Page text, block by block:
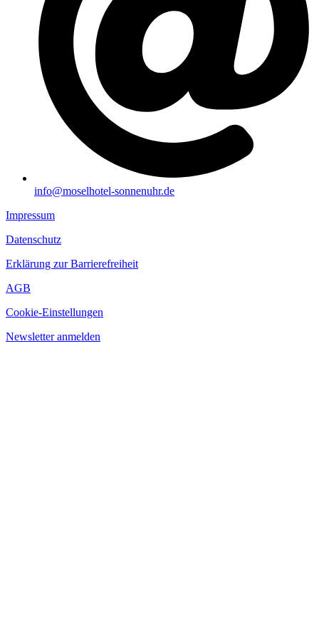
info@moselhotel-sonnenuhr.de
Impressum
Datenschutz
Erklärung zur Barrierefreiheit
AGB
Cookie-Einstellungen
Newsletter anmelden